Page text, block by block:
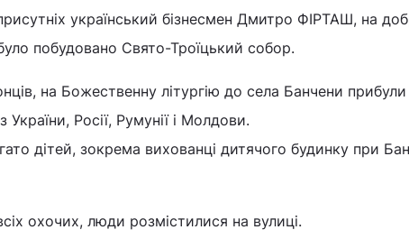
український бізнесмен Дмитро ФІРТАШ, на
побудовано Свято-Троїцький собор.
на Божественну літургію до села Банчени
України, Росії, Румунії і Молдови.
дітей, зокрема вихованці дитячого будинку при
охочих, люди розмістилися на вулиці.